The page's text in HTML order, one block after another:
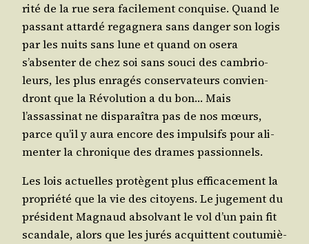
ri­té de la rue sera faci­le­ment conquise. Quand le
pas­sant attar­dé rega­gne­ra sans dan­ger son logis
par les nuits sans lune et quand on ose­ra
s’absenter de chez soi sans sou­ci des cam­brio­
leurs, les plus enra­gés conser­va­teurs convien­
dront que la Révo­lu­tion a du bon… Mais
l’assassinat ne dis­pa­raî­tra pas de nos mœurs,
parce qu’il y aura encore des impul­sifs pour ali­
men­ter la chro­nique des drames passionnels.
Les lois actuelles pro­tègent plus effi­ca­ce­ment la
pro­prié­té que la vie des citoyens. Le juge­ment du
pré­sident Magnaud absol­vant le vol d’un pain fit
scan­dale, alors que les jurés acquittent cou­tu­miè­